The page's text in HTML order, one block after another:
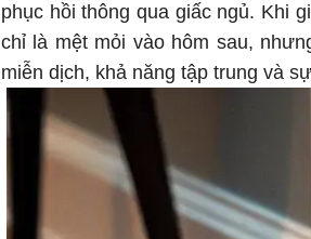
phục hồi thông qua giấc ngủ. Khi
chỉ là mệt mỏi vào hôm sau,
miễn dịch, khả năng tập trung và